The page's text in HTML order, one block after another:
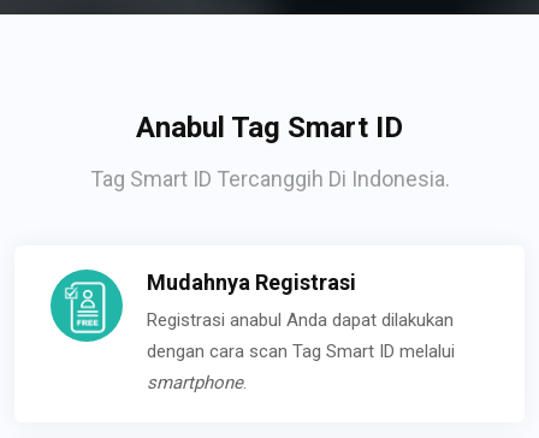
Anabul Tag Smart ID
Tag Smart ID Tercanggih Di Indonesia.
Mudahnya Registrasi
Registrasi anabul Anda dapat dilakukan
dengan cara scan Tag Smart ID melalui
smartphone.